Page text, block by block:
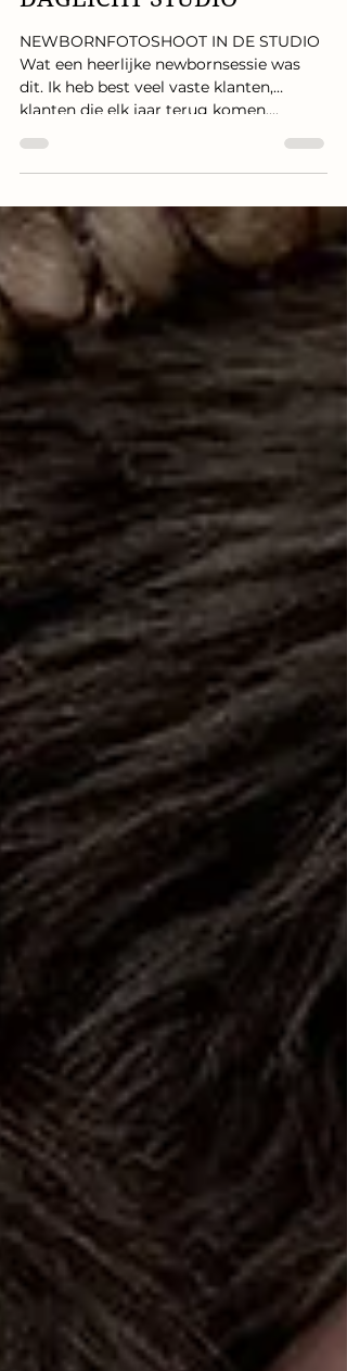
NEWBORN FOTOSHOOT IN
DAGLICHT STUDIO
NEWBORNFOTOSHOOT IN DE STUDIO
Wat een heerlijke newbornsessie was
dit. Ik heb best veel vaste klanten,